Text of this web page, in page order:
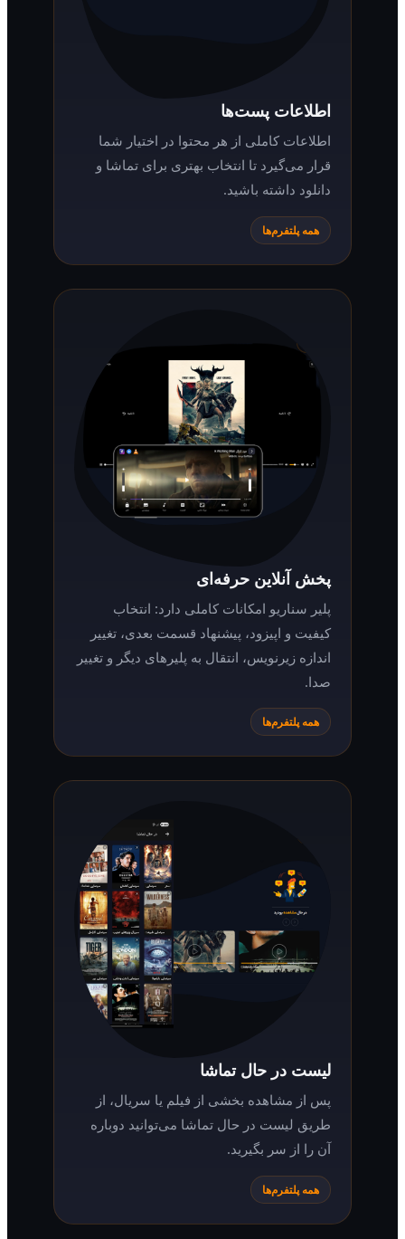
اطلاعات پست‌ها
اطلاعات کاملی از هر محتوا در اختیار شما
قرار می‌گیرد تا انتخاب بهتری برای تماشا و
دانلود داشته باشید.
همه پلتفرم‌ها
پخش آنلاین حرفه‌ای
پلیر سناریو امکانات کاملی دارد: انتخاب
کیفیت و اپیزود، پیشنهاد قسمت بعدی، تغییر
اندازه زیرنویس، انتقال به پلیرهای دیگر و تغییر
همه پلتفرم‌ها
لیست در حال تماشا
پس از مشاهده بخشی از فیلم یا سریال، از
طریق لیست در حال تماشا می‌توانید دوباره
آن را از سر بگیرید.
همه پلتفرم‌ها